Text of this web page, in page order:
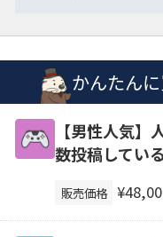
かんたん
【男性人気
数投稿してい
販売価格